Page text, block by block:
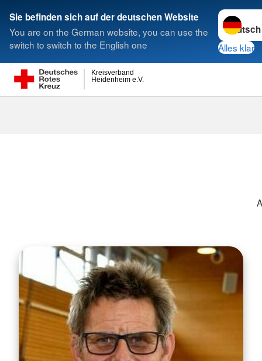
Sie befinden sich auf der deutschen Website
You are on the German website, you can use the
switch to switch to the English one
Sprache
Alles klar
Heidenheim e.V.
Kreisverband
Suche